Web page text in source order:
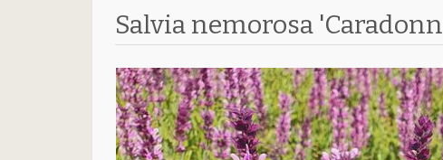
Salvia nemorosa